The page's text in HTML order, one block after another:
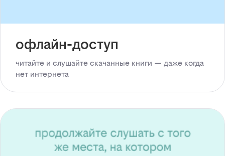
офлайн-доступ
читайте и слушайте скачанные книги — даже когда
нет интернета